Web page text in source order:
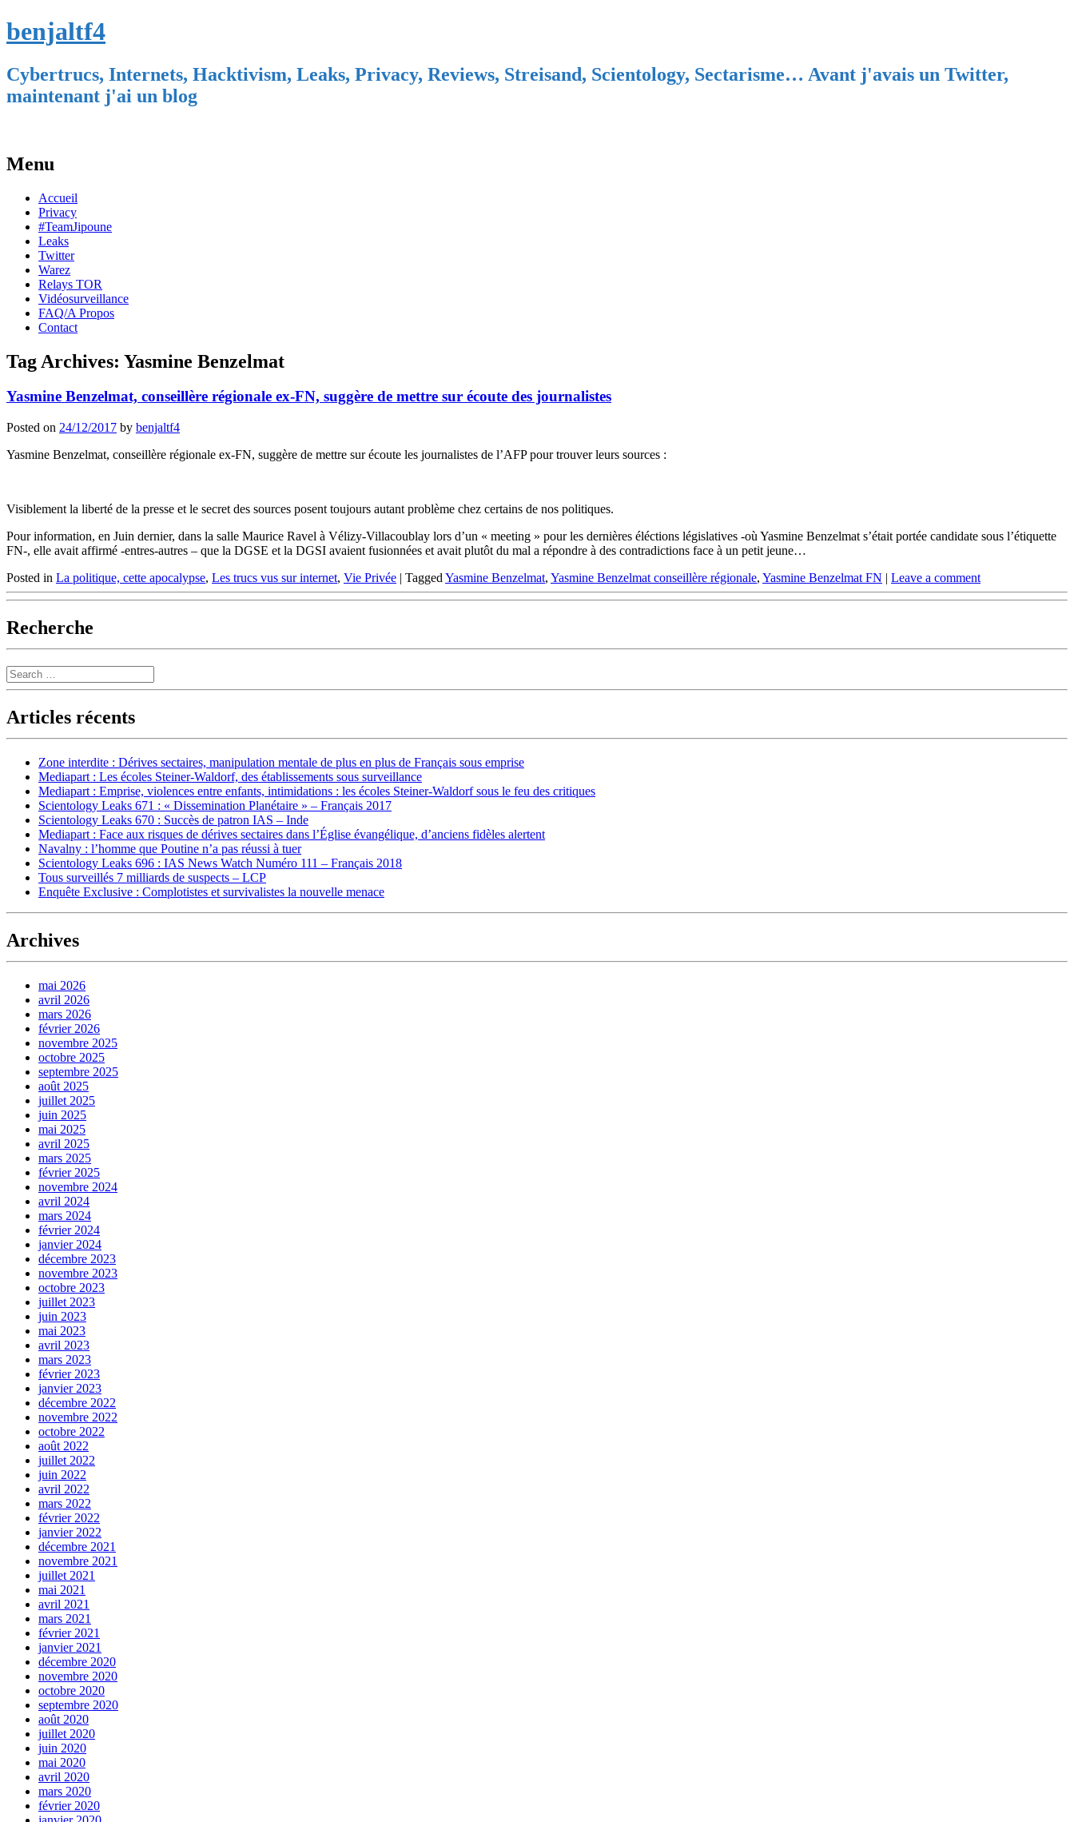
benjaltf4
Cybertrucs, Internets, Hacktivism, Leaks, Privacy, Reviews, Streisand, Scientology, Sectarisme… Avant j'avais un Twitter,
maintenant j'ai un blog
Menu
Skip
content
Accueil
Privacy
#TeamJipoune
Leaks
Twitter
Warez
Relays TOR
Vidéosurveillance
FAQ/A Propos
Contact
Tag Archives: Yasmine Benzelmat
Yasmine Benzelmat, conseillère régionale ex-FN, suggère de mettre sur écoute des journalistes
Posted on 24/12/2017 by benjaltf4
Yasmine Benzelmat, conseillère régionale ex-FN, suggère de mettre sur écoute les journalistes de l’AFP pour trouver leurs sources :
Visiblement la liberté de la presse et le secret des sources posent toujours autant problème chez certains de nos politiques.
Pour information, en Juin dernier, dans la salle Maurice Ravel à Vélizy-Villacoublay lors d’un « meeting » pour les dernières éléctions législatives -où Yasmine Benzelmat s’était portée candidate sous l’étiquette
FN-, elle avait affirmé -entres-autres – que la DGSE et la DGSI avaient fusionnées et avait plutôt du mal a répondre à des contradictions face à un petit jeune…
Posted in La politique, cette apocalypse, Les trucs vus sur internet, Vie Privée | Tagged Yasmine Benzelmat, Yasmine Benzelmat conseillère régionale, Yasmine Benzelmat FN | Leave a comment
Recherche
Search
Articles récents
Zone interdite : Dérives sectaires, manipulation mentale de plus en plus de Français sous emprise
Mediapart : Les écoles Steiner-Waldorf, des établissements sous surveillance
Mediapart : Emprise, violences entre enfants, intimidations : les écoles Steiner-Waldorf sous le feu des critiques
Scientology Leaks 671 : « Dissemination Planétaire » – Français 2017
Scientology Leaks 670 : Succès de patron IAS – Inde
Mediapart : Face aux risques de dérives sectaires dans l’Église évangélique, d’anciens fidèles alertent
Navalny : l’homme que Poutine n’a pas réussi à tuer
Scientology Leaks 696 : IAS News Watch Numéro 111 – Français 2018
Tous surveillés 7 milliards de suspects – LCP
Enquête Exclusive : Complotistes et survivalistes la nouvelle menace
Archives
mai 2026
avril 2026
mars 2026
février 2026
novembre 2025
octobre 2025
septembre 2025
août 2025
juillet 2025
juin 2025
mai 2025
avril 2025
mars 2025
février 2025
novembre 2024
avril 2024
mars 2024
février 2024
janvier 2024
décembre 2023
novembre 2023
octobre 2023
juillet 2023
juin 2023
mai 2023
avril 2023
mars 2023
février 2023
janvier 2023
décembre 2022
novembre 2022
octobre 2022
août 2022
juillet 2022
juin 2022
avril 2022
mars 2022
février 2022
janvier 2022
décembre 2021
novembre 2021
juillet 2021
mai 2021
avril 2021
mars 2021
février 2021
janvier 2021
décembre 2020
novembre 2020
octobre 2020
septembre 2020
août 2020
juillet 2020
juin 2020
mai 2020
avril 2020
mars 2020
février 2020